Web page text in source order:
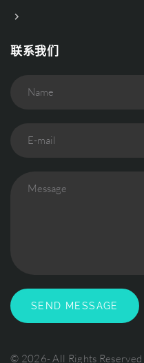
联系我们
Name
E-mail
Message
SEND MESSAGE
© 2026- All Rights Reserved